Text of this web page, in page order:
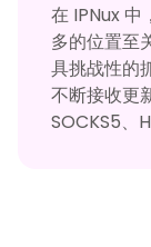
在 IPNux 中
多的位置至
具挑战性的
不断接收更
SOCKS5、